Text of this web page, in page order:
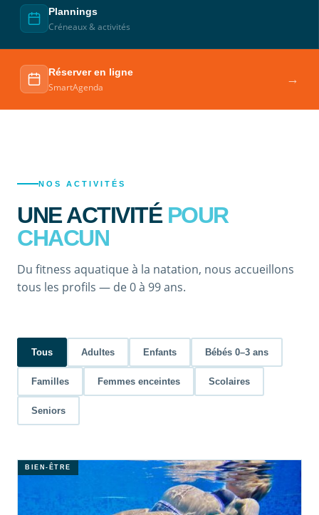
Plannings
Créneaux & activités
Réserver en ligne
SmartAgenda
→
NOS ACTIVITÉS
UNE ACTIVITÉ POUR
CHACUN
Du fitness aquatique à la natation, nous accueillons
tous les profils — de 0 à 99 ans.
Tous Adultes Enfants Bébés 0–3 ans
Familles Femmes enceintes Scolaires
Seniors
BIEN-ÊTRE